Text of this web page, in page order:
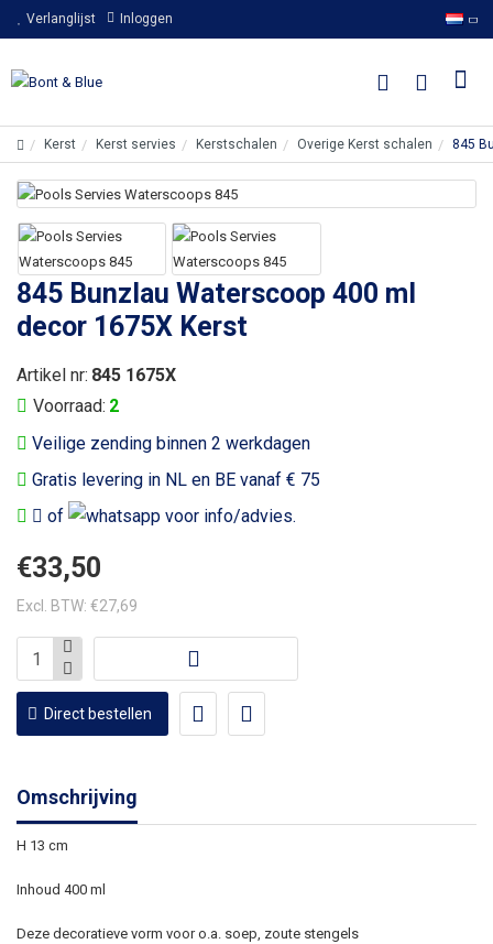
Verlanglijst Inloggen
Kerst Kerst servies Kerstschalen Overige Kerst schalen 845
845 Bunzlau Waterscoop 400 ml
decor 1675X Kerst
Veilige zending binnen 2 werkdagen
Gratis levering in NL en BE vanaf € 75
of
voor info/advies.
Voorraad: 2
Artikel nr: 845 1675X
€33,50
Excl. BTW: €27,69
Direct bestellen
Omschrijving
H 13 cm
Inhoud 400 ml
Deze decoratieve vorm voor o.a. soep, zoute stengels